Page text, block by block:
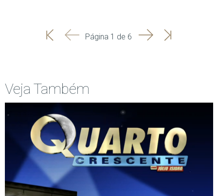
'
'
Página 1 de 6 SeguinteÚltima
Veja Também